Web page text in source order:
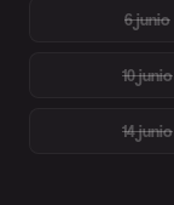
6 junio
10 junio
14 junio